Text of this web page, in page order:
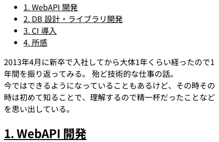
1. WebAPI 開発
2. DB 設計・ライブラリ開発
3. CI 導入
4. 所感
2013年4月に新卒で入社してから大体1年くらい経ったので1
年間を振り返ってみる。 殆ど技術的な仕事の話。
今ではできるようになっていることもあるけど、その時その
時は初めて知ることで、理解するので精一杯だったことなど
を思い出している。
1. WebAPI 開発